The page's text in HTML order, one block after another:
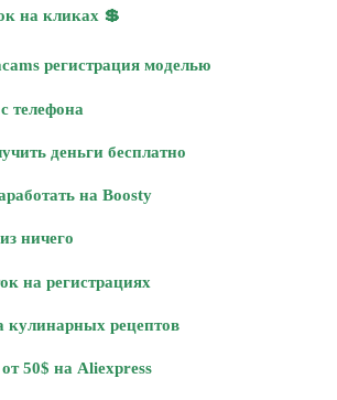
на кликах 💲
регистрация моделью
телефона
деньги бесплатно
на Boosty
ничего
на регистрациях
кулинарных рецептов
50$ на Aliexpress